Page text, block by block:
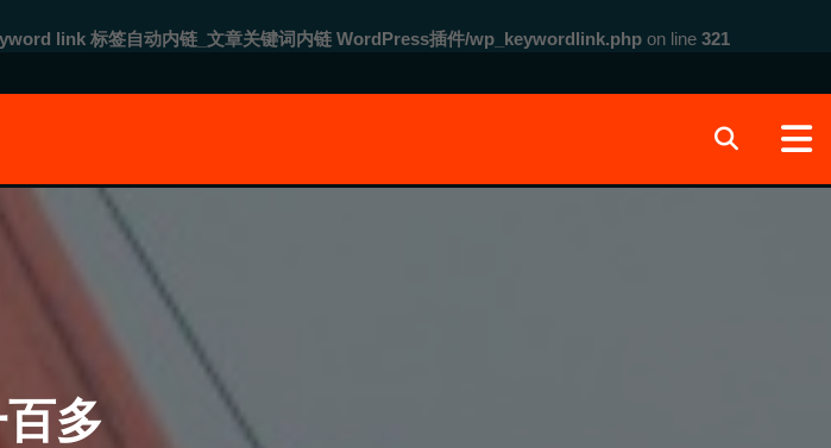
link 标签自动内链_文章关键词内链 WordPress插件/wp_keywordlink.php on line 321
多